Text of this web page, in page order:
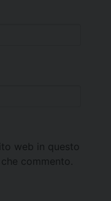
web in questo
commento.